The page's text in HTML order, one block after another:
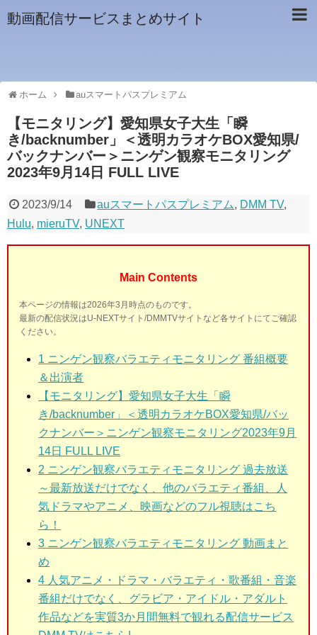
動画配信サービスまとめサイト
ホーム auスマートパスプレミアム
【モニタリング】愛知県女子大生「瞬
き/backnumber」＜透明カラオケBOX愛知県/
バックナンバー＞ニンゲン観察モニタリング
2023年9月14日 FULL LIVE
2023/9/14 auスマートパスプレミアム, DMM TV,
Hulu, mieruTV, UNEXT
Main Contents
本ページの情報は2026年3月時点のものです。
最新の配信状況はU-NEXTサイト/DMMTVサイトなど各サイトにてご確認
ください。
1 ニンゲン観察バラエティモニタリング 番組概要
＆出演者
【モニタリング】愛知県女子大生「瞬
き/backnumber」＜透明カラオケBOX愛知県/バッ
クナンバー＞ニンゲン観察モニタリング2023年9月
14日 FULL LIVE
2 ニンゲン観察バラエティモニタリング 過去放送
～最新放送だけでなく、他のバラエティ番組、人
気ドラマやアニメ、映画などのフル視聴はこち
ら！
3 ニンゲン観察バラエティモニタリング 動画まと
め
4 人気アニメ・ドラマ・バラエティ・歌番組・音楽
番組だけでなく、グラビア・アイドル・アダルト
作品などを実質3か月間無料で観れる配信サービス